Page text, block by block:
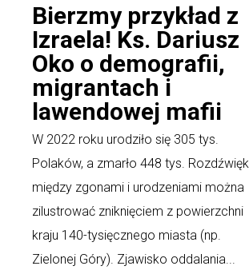
Bierzmy przykład z
Izraela! Ks. Dariusz
Oko o demografii,
migrantach i
lawendowej mafii
W 2022 roku urodziło się 305 tys.
Polaków, a zmarło 448 tys. Rozdźwięk
między zgonami i urodzeniami można
zilustrować zniknięciem z powierzchni
kraju 140-tysięcznego miasta (np.
Zielonej Góry). Zjawisko oddalania...